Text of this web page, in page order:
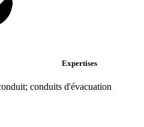
Expertises
conduits d'évacuation